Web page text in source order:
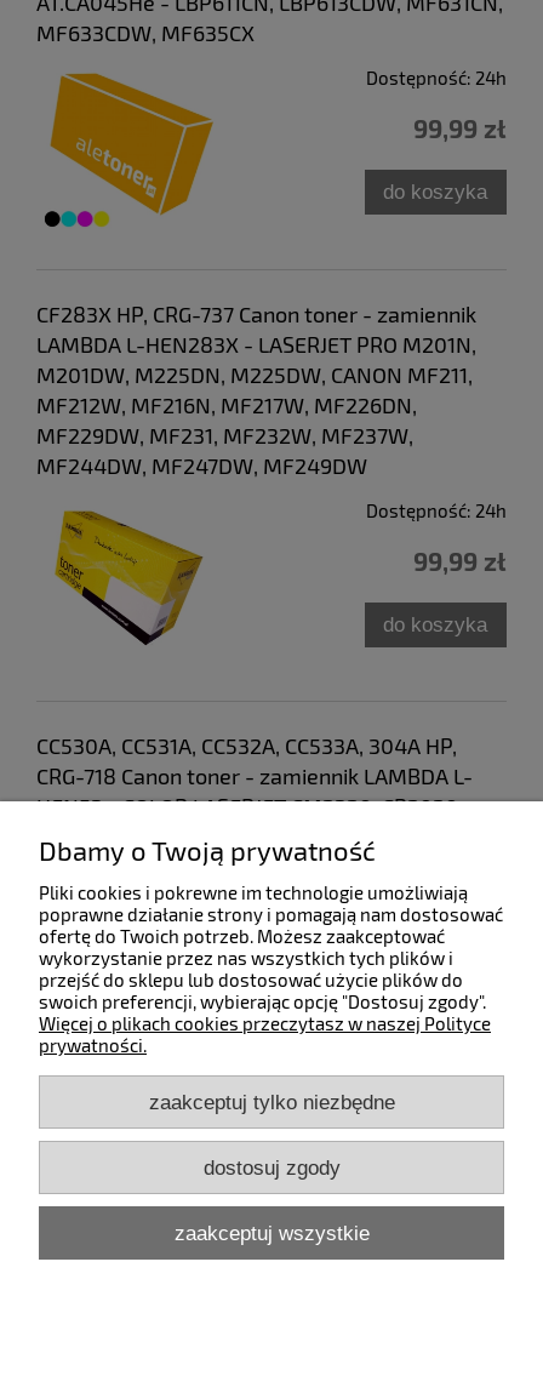
MF633CDW, MF635CX
Dostępność: 24h
99,99 zł
do koszyka
CF283X HP, CRG-737 Canon toner - zamiennik
LAMBDA L-HEN283X - LASERJET PRO M201N,
M201DW, M225DN, M225DW, CANON MF211,
MF212W, MF216N, MF217W, MF226DN,
MF229DW, MF231, MF232W, MF237W,
MF244DW, MF247DW, MF249DW
Dostępność: 24h
99,99 zł
do koszyka
CC530A, CC531A, CC532A, CC533A, 304A HP,
CRG-718 Canon toner - zamiennik LAMBDA L-
HEN53 - COLOR LASERJET CM2320, CP2020,
CP2025DN, CP2025N, LBP7200CCDN,
LBP7210CDN, LBP7660CDN, LBP7680CDN,
MF8330CDN, MF8340CDN, MF8350CDN,
MF8580CDW
Dostępność:
99,99 zł
CB540A, CB541A, CB542A, CB543A, 125A HP,
CRG-716 Canon toner - zamiennik LAMBDA L-
Dbamy o Twoją prywatność
Pliki cookies i pokrewne im technologie umożliwiają
poprawne działanie strony i pomagają nam dostosować
ofertę do Twoich potrzeb. Możesz zaakceptować
wykorzystanie przez nas wszystkich tych plików i
przejść do sklepu lub dostosować użycie plików do
swoich preferencji, wybierając opcję "Dostosuj zgody".
Więcej o plikach cookies przeczytasz w naszej Polityce
prywatności.
zaakceptuj tylko niezbędne
dostosuj zgody
zaakceptuj wszystkie